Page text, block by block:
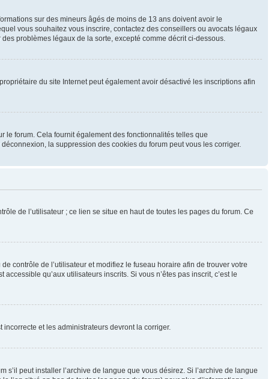
sur des mineurs âgés de moins de 13 ans doivent avoir le
vous souhaitez vous inscrire, contactez des conseillers ou avocats légaux
problèmes légaux de la sorte, excepté comme décrit ci-dessous.
du site Internet peut également avoir désactivé les inscriptions afin
le forum. Cela fournit également des fonctionnalités telles que
la suppression des cookies du forum peut vous les corriger.
de l’utilisateur ; ce lien se situe en haut de toutes les pages du forum. Ce
contrôle de l’utilisateur et modifiez le fuseau horaire afin de trouver votre
qu’aux utilisateurs inscrits. Si vous n’êtes pas inscrit, c’est le
incorrecte et les administrateurs devront la corriger.
s’il peut installer l’archive de langue que vous désirez. Si l’archive de langue